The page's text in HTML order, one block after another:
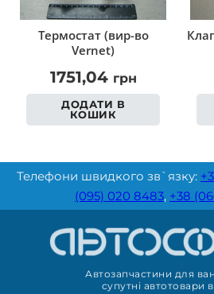
Термостат (вир-во
Vernet)
1751,04 грн
ДОДАТИ В
КОШИК
Телефони швидкого зв`язку:
(095) 020 8483, +38
Автозапчастини для
супутні автотовари в